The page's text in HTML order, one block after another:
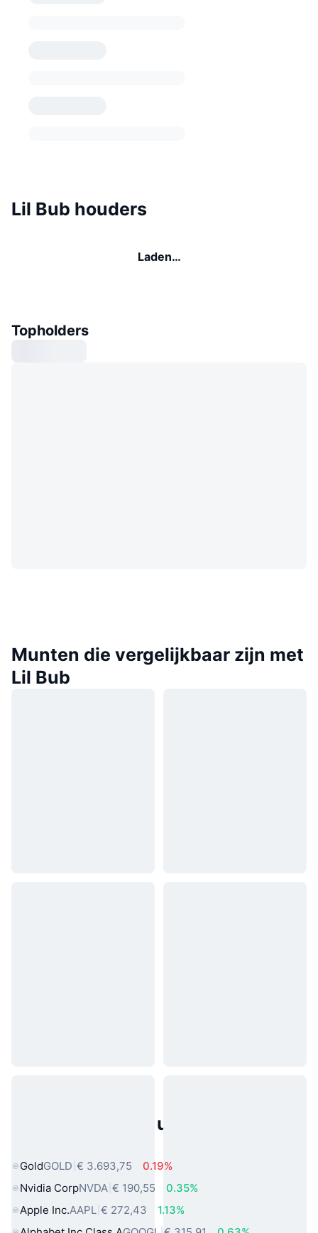
Lil Bub houders
Laden…
Topholders
Munten die vergelijkbaar zijn met
Lil Bub
Populaire activa uit de echte
GoldGOLD € 3.693,75
0.19%
Nvidia CorpNVDA € 190,55
0.35%
Apple Inc.AAPL € 272,43
1.13%